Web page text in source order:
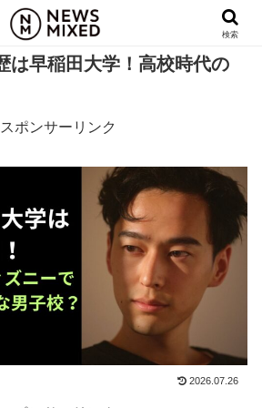
は早稲田大学！高校時代の
スポンサーリンク
2026.07.26
検索